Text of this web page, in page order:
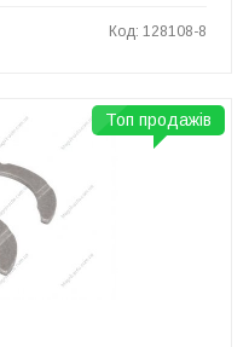
Код: 128108-8
Топ продажів